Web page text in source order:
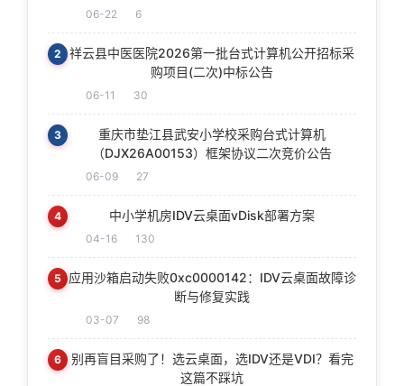
06-22 6
2
祥云县中医医院2026第一批台式计算机公开招标采
购项目(二次)中标公告
06-11 30
3
重庆市垫江县武安小学校采购台式计算机
（DJX26A00153）框架协议二次竞价公告
06-09 27
4 中小学机房IDV云桌面vDisk部署方案
04-16 130
5
应用沙箱启动失败0xc0000142：IDV云桌面故障诊
断与修复实践
03-07 98
6
别再盲目采购了！选云桌面，选IDV还是VDI？看完
这篇不踩坑